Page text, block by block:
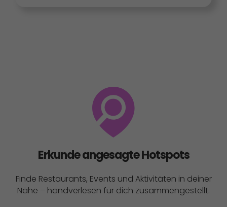
Erkunde angesagte Hotspots
Finde Restaurants, Events und Aktivitäten in deiner
Nähe – handverlesen für dich zusammengestellt.